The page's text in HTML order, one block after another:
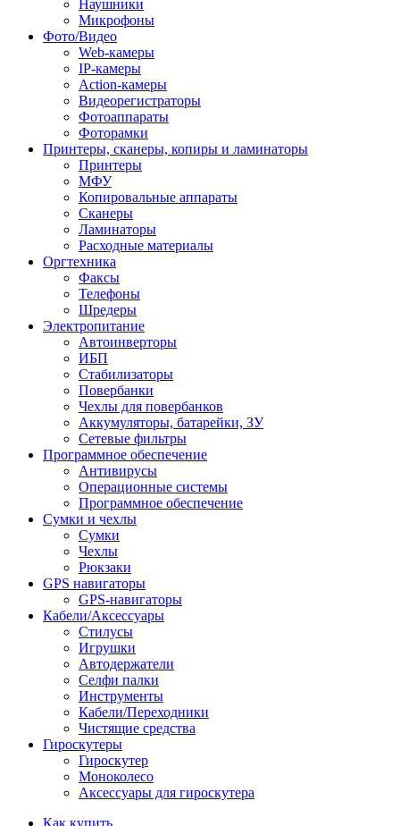
Наушники
Микрофоны
Фото/Видео
Web-камеры
IP-камеры
Action-камеры
Видеорегистраторы
Фотоаппараты
Фоторамки
Принтеры, сканеры, копиры и ламинаторы
Принтеры
МФУ
Копировальные аппараты
Сканеры
Ламинаторы
Расходные материалы
Оргтехника
Факсы
Телефоны
Шредеры
Электропитание
Автоинверторы
ИБП
Стабилизаторы
Повербанки
Чехлы для повербанков
Аккумуляторы, батарейки, ЗУ
Сетевые фильтры
Программное обеспечение
Антивирусы
Операционные системы
Программное обеспечение
Сумки и чехлы
Сумки
Чехлы
Рюкзаки
GPS навигаторы
GPS-навигаторы
Кабели/Аксессуары
Стилусы
Игрушки
Автодержатели
Селфи палки
Инструменты
Кабели/Переходники
Чистящие средства
Гироскутеры
Гироскутер
Моноколесо
Аксессуары для гироскутера
Как купить